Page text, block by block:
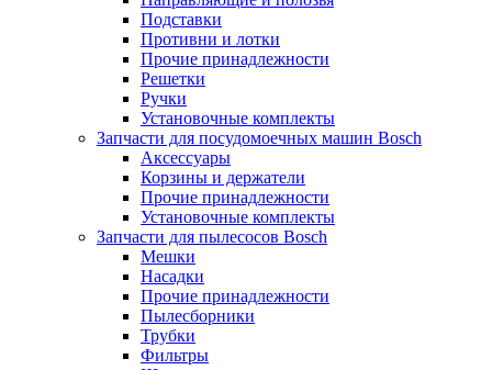
Подставки
Противни и лотки
Прочие принадлежности
Решетки
Ручки
Установочные комплекты
Запчасти для посудомоечных машин Bosch
Аксессуары
Корзины и держатели
Прочие принадлежности
Установочные комплекты
Запчасти для пылесосов Bosch
Мешки
Насадки
Прочие принадлежности
Пылесборники
Трубки
Фильтры